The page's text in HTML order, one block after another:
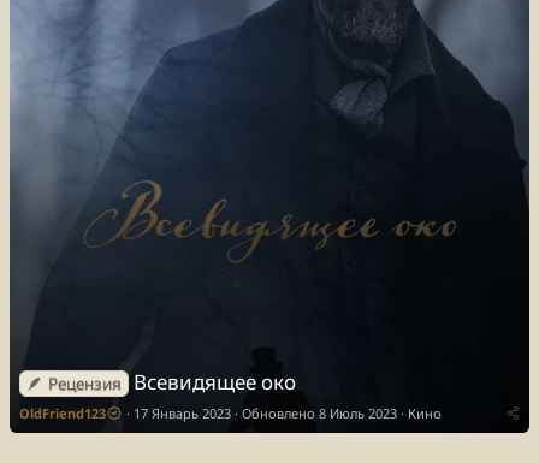
🪶 Рецензия Всевидящее око
OldFriend123 17 Январь 2023 Обновлено 8 Июль 2023 Кино